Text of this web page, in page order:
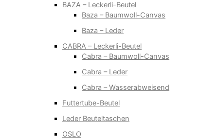
BAZA – Leckerli-Beutel
Baza – Baumwoll-Canvas
Baza – Leder
CABRA – Leckerli-Beutel
Cabra – Baumwoll-Canvas
Cabra – Leder
Cabra – Wasserabweisend
Futtertube-Beutel
Leder Beuteltaschen
OSLO